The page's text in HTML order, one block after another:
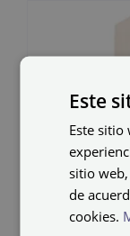
Este
Este sitio
sitio
de
cookies.